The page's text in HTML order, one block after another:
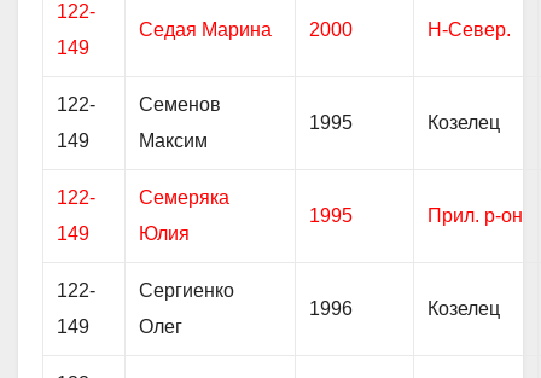
122-
149
Седая Марина 2000 Н-Север.
122-
149
Семенов
Максим
1995 Козелец
122-
149
Семеряка
Юлия
1995 Прил. р-он
122-
149
Сергиенко
Олег
1996 Козелец